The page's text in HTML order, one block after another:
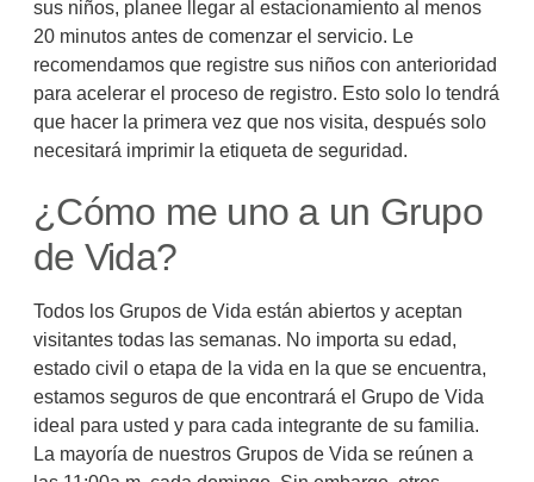
sus niños, planee llegar al estacionamiento al menos
20 minutos antes de comenzar el servicio. Le
recomendamos que registre sus niños con anterioridad
para acelerar el proceso de registro. Esto solo lo tendrá
que hacer la primera vez que nos visita, después solo
necesitará imprimir la etiqueta de seguridad.
¿Cómo me uno a un Grupo
de Vida?
Todos los Grupos de Vida están abiertos y aceptan
visitantes todas las semanas. No importa su edad,
estado civil o etapa de la vida en la que se encuentra,
estamos seguros de que encontrará el Grupo de Vida
ideal para usted y para cada integrante de su familia.
La mayoría de nuestros Grupos de Vida se reúnen a